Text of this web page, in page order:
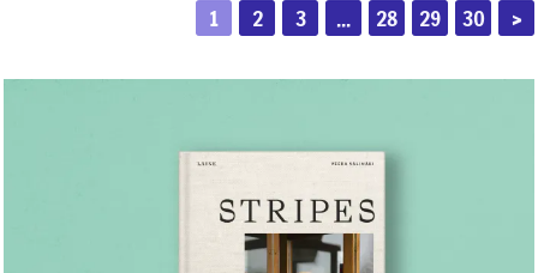
1 2 3 ... 28 29 30 >